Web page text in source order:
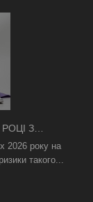
З
2026 року на
такого...